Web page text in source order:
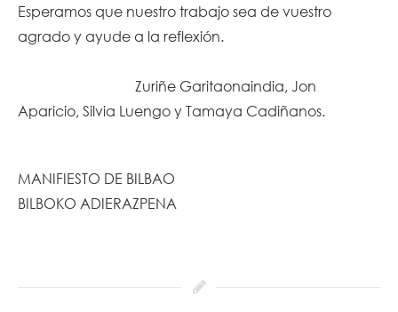
Esperamos que nuestro trabajo sea de vuestro
agrado y ayude a la reflexión.
Zuriñe Garitaonaindia, Jon
Aparicio, Silvia Luengo y Tamaya Cadiñanos.
MANIFIESTO DE BILBAO
BILBOKO ADIERAZPENA